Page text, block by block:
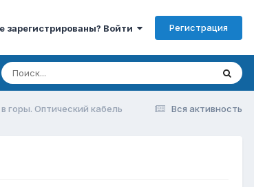
зарегистрированы? Войти Регистрация
Вся активность
горы. Оптический кабель